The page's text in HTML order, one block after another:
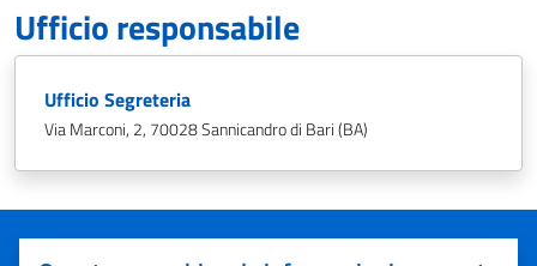
Ufficio responsabile
Ufficio Segreteria
Via Marconi, 2, 70028 Sannicandro di Bari (BA)